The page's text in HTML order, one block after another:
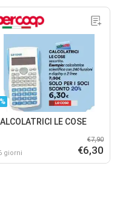
LE COSE
giorni
€7,90
€6,30